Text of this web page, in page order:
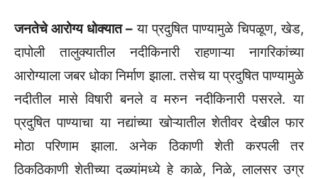
जनतेचे आरोग्य धोक्यात – या प्रदुषित पाण्यामुळे चिपळूण, खेड,
दापोली तालुक्यातील नदीकिनारी राहणाऱ्या नागरिकांच्या
आरोग्याला जबर धोका निर्माण झाला. तसेच या प्रदुषित पाण्यामुळे
नदीतील मासे विषारी बनले व मरुन नदीकिनारी पसरले. या
प्रदुषित पाण्याचा या नद्यांच्या खोऱ्यातील शेतीवर देखील फार
मोठा परिणाम झाला. अनेक ठिकाणी शेती करपली तर
ठिकठिकाणी शेतीच्या दळ्यांमध्ये हे काळे, निळे, लालसर उग्र